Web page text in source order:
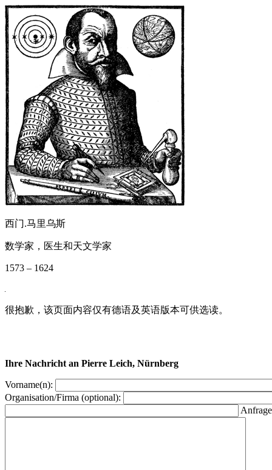
西门.马里乌斯
数学家，医生和天文学家
1573 – 1624
很抱歉，该页面内容仅有德语及英语版本可供选读。
Ihre Nachricht an Pierre Leich, Nürnberg
Vorname(n):
Organisation/Firma (optional):